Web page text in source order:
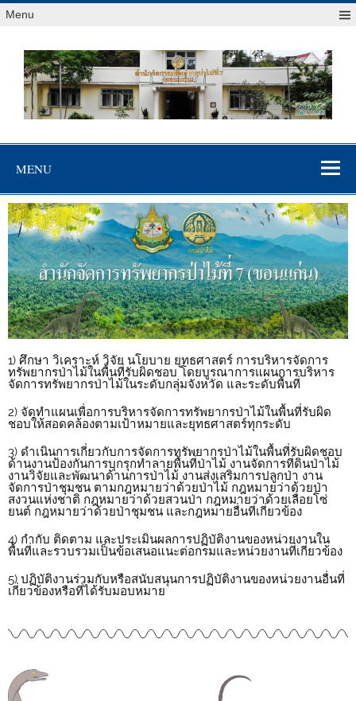
Menu
สจป.ที่ 7
(ขอนแก่น)
MENU
1) ศึกษา วิเคราะห์ วิจัย นโยบาย ยุทธศาสตร์ การบริหารจัดการ
ทรัพยากรป่าไม้ในพื้นที่รับผิดชอบ โดยบูรณาการแผนการบริหาร
จัดการทรัพยากรป่าไม้ในระดับกลุ่มจังหวัด และระดับพื้นที่
2) จัดทำแผนเพื่อการบริหารจัดการทรัพยากรป่าไม้ในพื้นที่รับผิด
ชอบให้สอดคล้องตามเป้าหมายและยุทธศาสตร์ทุกระดับ
3) ดำเนินการเกี่ยวกับการจัดการทรัพยากรป่าไม้ในพื้นที่รับผิดชอบ
ด้านงานป้องกันการบุกรุกทำลายพื้นที่ป่าไม้ งานจัดการที่ดินป่าไม้
งานวิจัยและพัฒนาด้านการป่าไม้ งานส่งเสริมการปลูกป่า งาน
จัดการป่าชุมชน ตามกฎหมายว่าด้วยป่าไม้ กฎหมายว่าด้วยป่า
สงวนแห่งชาติ กฎหมายว่าด้วยสวนป่า กฎหมายว่าด้วยเลื่อยโซ่
ยนต์ กฎหมายว่าด้วยป่าชุมชน และกฎหมายอื่นที่เกี่ยวข้อง
4) กำกับ ติดตาม และประเมินผลการปฏิบัติงานของหน่วยงานใน
พื้นที่และรวบรวมเป็นข้อเสนอแนะต่อกรมและหน่วยงานที่เกี่ยวข้อง
5) ปฏิบัติงานร่วมกับหรือสนับสนุนการปฏิบัติงานของหน่วยงานอื่นที่
เกี่ยวข้องหรือที่ได้รับมอบหมาย